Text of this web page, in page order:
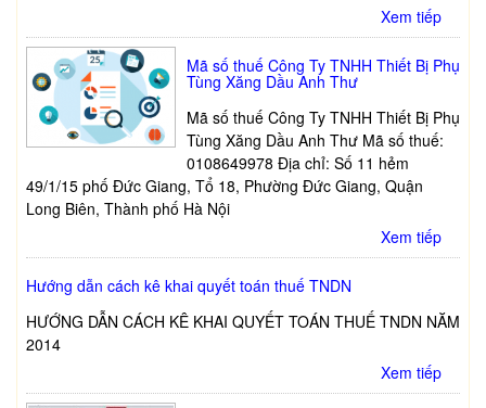
Xem tiếp
Mã số thuế Công Ty TNHH Thiết Bị Phụ
Tùng Xăng Dầu Anh Thư
Mã số thuế Công Ty TNHH Thiết Bị Phụ
Tùng Xăng Dầu Anh Thư Mã số thuế:
0108649978 Địa chỉ: Số 11 hẻm
49/1/15 phố Đức Giang, Tổ 18, Phường Đức Giang, Quận
Long Biên, Thành phố Hà Nội
Xem tiếp
Hướng dẫn cách kê khai quyết toán thuế TNDN
HƯỚNG DẪN CÁCH KÊ KHAI QUYẾT TOÁN THUẾ TNDN NĂM
2014
Xem tiếp